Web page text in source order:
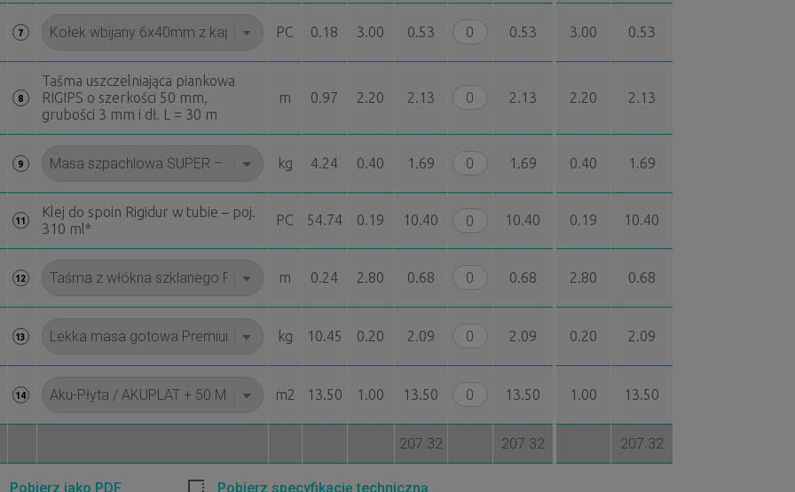
7 PC 0.18 3.00 0.53 0.53 3.00 0.53
8
Taśma uszczelniająca piankowa
RIGIPS o szerkości 50 mm,
grubości 3 mm i dł. L = 30 m
m 0.97 2.20 2.13 2.13 2.20 2.13
9 kg 4.24 0.40 1.69 1.69 0.40 1.69
11
Klej do spoin Rigidur w tubie – poj.
310 ml*
PC 54.74 0.19 10.40 10.40 0.19 10.40
12 m 0.24 2.80 0.68 0.68 2.80 0.68
13 kg 10.45 0.20 2.09 2.09 0.20 2.09
14 m2 13.50 1.00 13.50 13.50 1.00 13.50
207.32 207.32 207.32
Pobierz jako PDF Pobierz specyfikację techniczną